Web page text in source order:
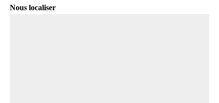
Nous localiser